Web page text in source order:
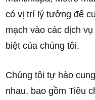
có vị trí lý tưởng để
mạch vào các dịch
biệt của chúng tôi.
Chúng tôi tự hào
nhau, bao gồm Tiêu